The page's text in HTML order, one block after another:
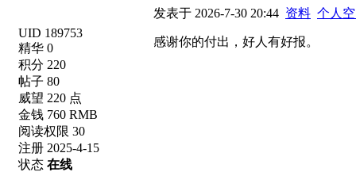
UID 189753
精华 0
积分 220
帖子 80
威望 220 点
金钱 760 RMB
阅读权限 30
注册 2025-4-15
状态 在线
发表于 2026-7-30 20:44 资料 个人
感谢你的付出，好人有好报。